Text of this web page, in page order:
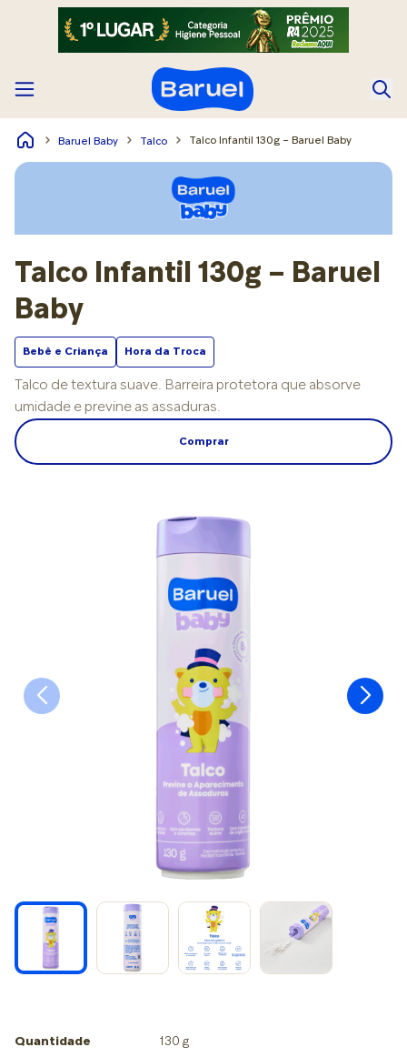
Baruel Baby Talco Talco Infantil 130g – Baruel Baby
Talco Infantil 130g – Baruel
Baby
Bebê e Criança Hora da Troca
Talco de textura suave. Barreira protetora que absorve
umidade e previne as assaduras.
Comprar
Quantidade 130 g